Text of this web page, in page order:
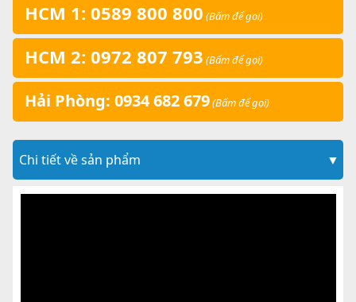
HCM 1: 0589 800 800 (Bấm để gọi)
HCM 2: 0972 807 793 (Bấm để gọi)
Hải Phòng: 0934 682 679(Bấm để gọi)
Chi tiết về sản phẩm ▼